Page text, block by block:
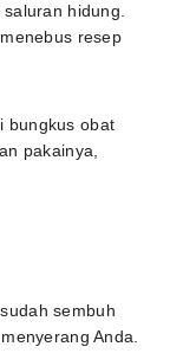
hidung.
resep
bungkus obat
pakainya,
sembuh
Anda.